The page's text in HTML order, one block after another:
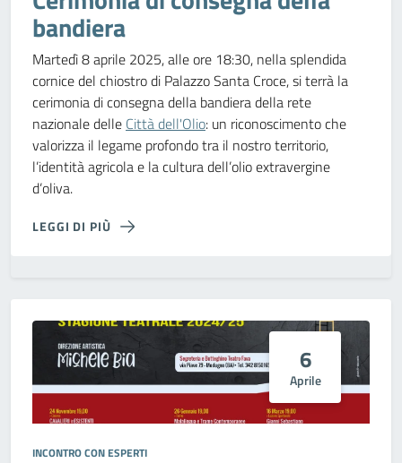
bandiera
Martedì 8 aprile 2025, alle ore 18:30, nella splendida
cornice del chiostro di Palazzo Santa Croce, si terrà la
cerimonia di consegna della bandiera della rete
nazionale delle Città dell'Olio: un riconoscimento che
valorizza il legame profondo tra il nostro territorio,
l’identità agricola e la cultura dell’olio extravergine
d’oliva.
LEGGI DI PIÙ
6
Aprile
INCONTRO CON ESPERTI